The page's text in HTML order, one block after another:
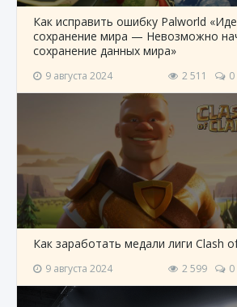
Как исправить ошибку Palworld
сохранение мира — Невозможно
сохранение данных мира»
9 августа 2024 2 511 0
Как заработать медали лиги Clash
9 августа 2024 2 599 0